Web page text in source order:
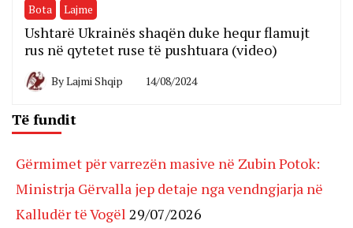
Bota Lajme
Ushtarë Ukrainës shaqën duke hequr flamujt
rus në qytetet ruse të pushtuara (video)
ByLajmi Shqip 14/08/2024
Të fundit
Gërmimet për varrezën masive në Zubin Potok:
Ministrja Gërvalla jep detaje nga vendngjarja në
Kalludër të Vogël 29/07/2026